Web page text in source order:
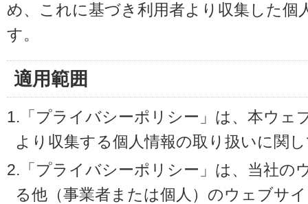
め、これに基づき利用者より収集した個
す。
適用範囲
1.「プライバシーポリシー」は、本ウェ
より収集する個人情報の取り扱いに関
2.「プライバシーポリシー」は、当社の
る他（事業者または個人）のウェブサ